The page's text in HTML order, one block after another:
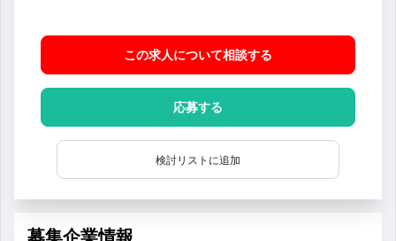
この求人について相談する
応募する
検討リストに追加
募集企業情報